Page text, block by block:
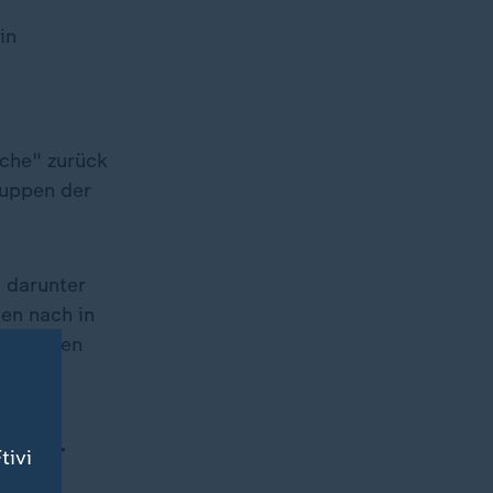
zurück
der
darunter
nach in